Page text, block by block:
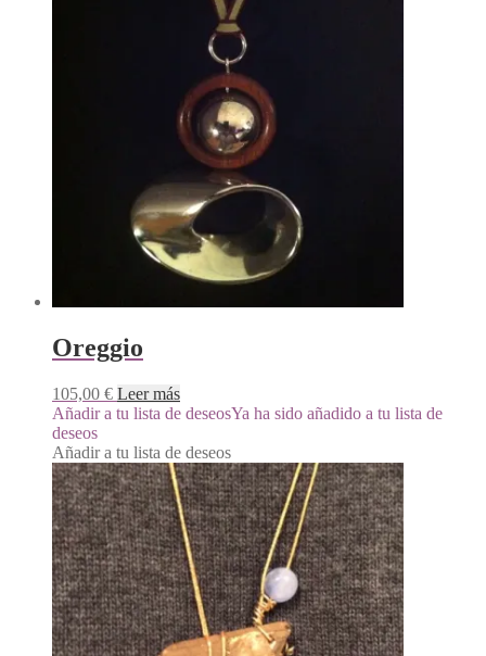
Oreggio
105,00 € Leer más
Añadir a tu lista de deseosYa ha sido añadido a tu lista de
deseos
Añadir a tu lista de deseos